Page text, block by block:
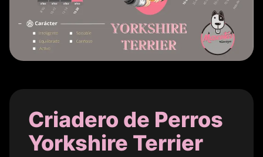
Criadero de Perros
Yorkshire Terrier